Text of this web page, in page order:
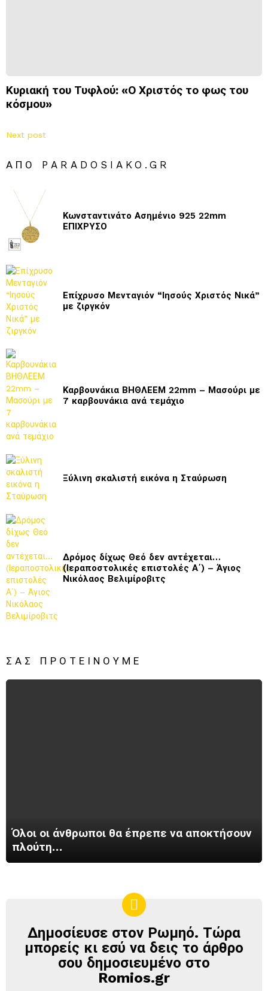
Κυριακή του Τυφλού: «Ο Χριστός το φως του
κόσμου»
Next post
ΑΠΌ PARADOSIAKO.GR
Κωνσταντινάτο Ασημένιο 925 22mm
ΕΠΙΧΡΥΣΟ
Επίχρυσο Μενταγιόν “Ιησούς Χριστός Νικά”
με ζιργκόν
Καρβουνάκια ΒΗΘΛΕΕΜ 22mm – Μασούρι με
7 καρβουνάκια ανά τεμάχιο
Ξύλινη σκαλιστή εικόνα η Σταύρωση
Δρόμος δίχως Θεό δεν αντέχεται…
(Ιεραποστολικές επιστολές Α΄) – Άγιος
Νικόλαος Βελιμίροβιτς
ΣΑΣ ΠΡΟΤΕΊΝΟΥΜΕ
Όλοι οι άνθρωποι θα έπρεπε να αποκτήσουν
πλούτη…
ΔΗΜΟΣΊΕΥΣΕ
ΣΤΟΝ
ΡΩΜΗΌ
Δημοσίευσε στον Ρωμηό. Τώρα
μπορείς κι εσύ να δεις το άρθρο
σου δημοσιευμένο στο
Romios.gr